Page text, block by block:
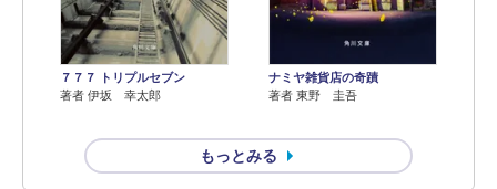
７７７ トリプルセブン
著者 伊坂 幸太郎
ナミヤ雑貨店の奇蹟
著者 東野 圭吾
もっとみる